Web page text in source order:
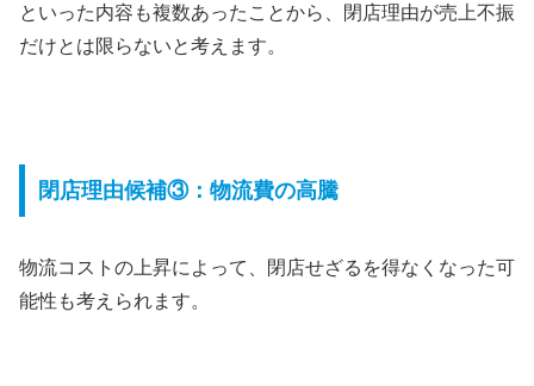
といった内容も複数あったことから、閉店理由が売上不振
だけとは限らないと考えます。
閉店理由候補③：物流費の高騰
物流コストの上昇によって、閉店せざるを得なくなった可
能性も考えられます。